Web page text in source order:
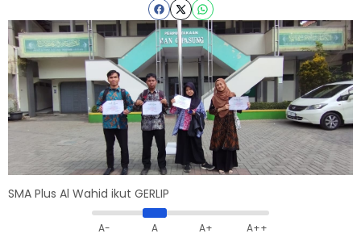
SMA Plus Al Wahid ikut GERLIP
A- A A+ A++